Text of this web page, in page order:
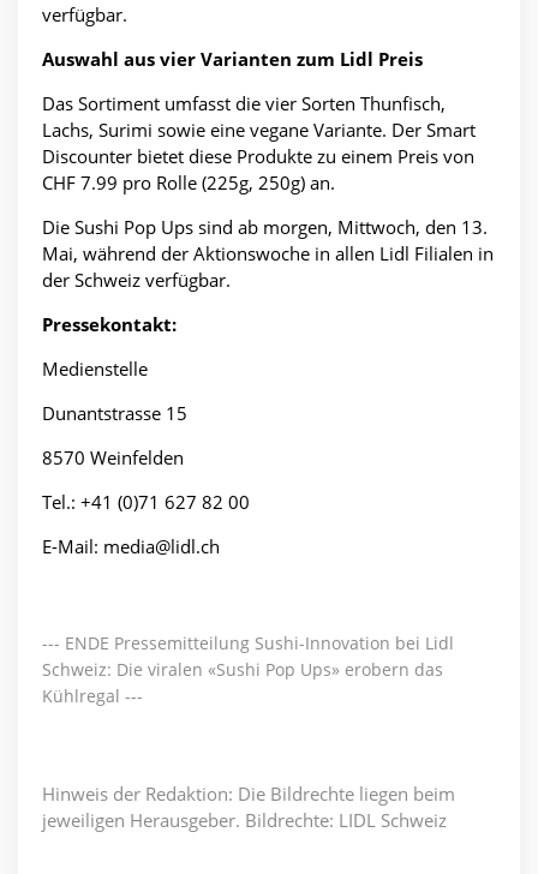
verfügbar.
Auswahl aus vier Varianten zum Lidl Preis
Das Sortiment umfasst die vier Sorten Thunfisch,
Lachs, Surimi sowie eine vegane Variante. Der Smart
Discounter bietet diese Produkte zu einem Preis von
CHF 7.99 pro Rolle (225g, 250g) an.
Die Sushi Pop Ups sind ab morgen, Mittwoch, den 13.
Mai, während der Aktionswoche in allen Lidl Filialen in
der Schweiz verfügbar.
Pressekontakt:
Medienstelle
Dunantstrasse 15
8570 Weinfelden
Tel.: +41 (0)71 627 82 00
E-Mail: media@lidl.ch
--- ENDE Pressemitteilung Sushi-Innovation bei Lidl
Schweiz: Die viralen «Sushi Pop Ups» erobern das
Kühlregal ---
Hinweis der Redaktion: Die Bildrechte liegen beim
jeweiligen Herausgeber. Bildrechte: LIDL Schweiz